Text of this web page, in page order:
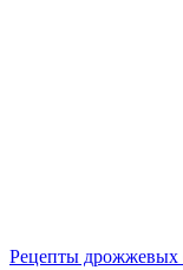
Рецепты дрожжевых